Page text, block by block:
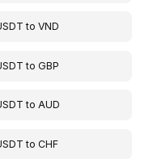
toVND
toGBP
toAUD
toCHF